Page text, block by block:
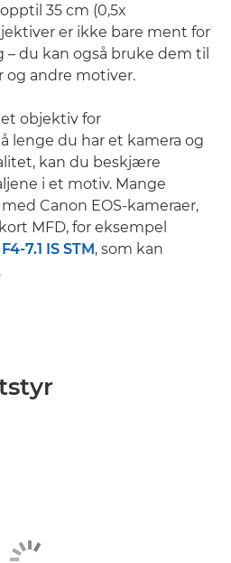
35 cm (0,5x
er ikke bare ment for
du kan også bruke dem til
og andre motiver.
objektiv for
lenge du har et kamera og
kan du beskjære
i et motiv. Mange
Canon EOS-kameraer,
MFD, for eksempel
7.1 IS STM, som kan